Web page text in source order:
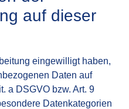
auf dieser
eingewilligt haben,
Daten auf
a DSGVO bzw. Art. 9
Datenkategorien